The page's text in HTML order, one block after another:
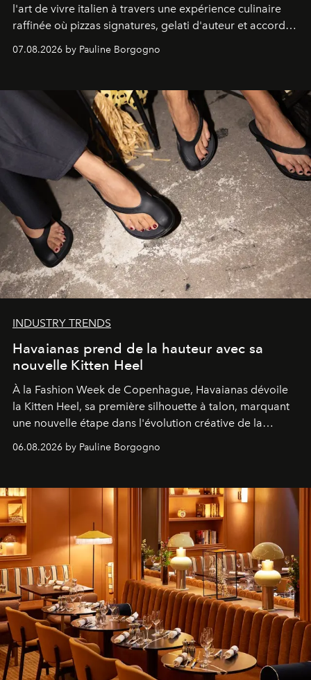
l'art de vivre italien à travers une expérience culinaire
raffinée où pizzas signatures, gelati d'auteur et accords
d'exception composent un véritable voyage sensoriel.
07.08.2026 by Pauline Borgogno
INDUSTRY TRENDS
Havaianas prend de la hauteur avec sa
nouvelle Kitten Heel
À la Fashion Week de Copenhague, Havaianas dévoile
la Kitten Heel, sa première silhouette à talon, marquant
une nouvelle étape dans l'évolution créative de la
06.08.2026 by Pauline Borgogno